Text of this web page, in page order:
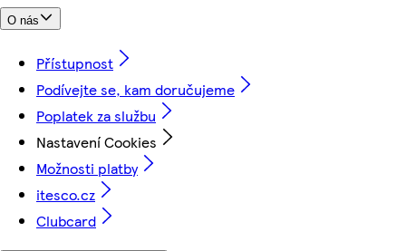
O nás
Přístupnost
Podívejte se, kam doručujeme
Poplatek za službu
Nastavení Cookies
Možnosti platby
itesco.cz
Clubcard